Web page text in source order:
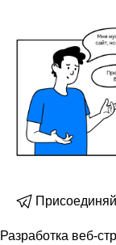
Разработка веб-